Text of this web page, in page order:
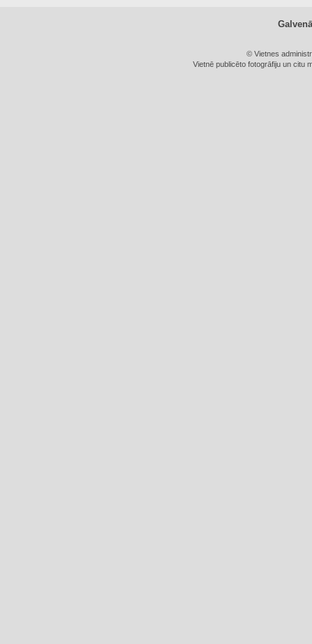
© Vietnes
Vietnē publicēto fotogrāfiju un citu